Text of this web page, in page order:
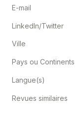
E-mail
LinkedIn/Twitter
Ville
Pays ou Continents
Langue(s)
Revues similaires